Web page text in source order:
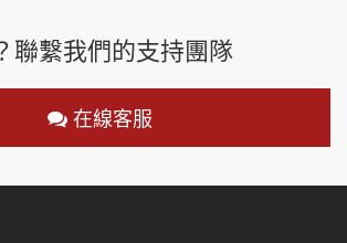
聯繫我們的支持團隊
在線客服